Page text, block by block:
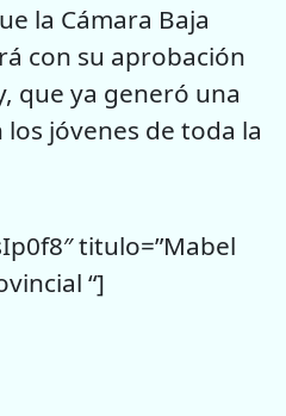
la Cámara Baja
con su aprobación
que ya generó una
jóvenes de toda la
titulo=”Mabel
“]